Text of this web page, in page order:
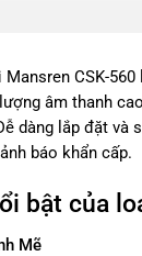
Mansren CSK-
âm thanh
dàng lắp đặt và
báo khẩn cấp.
bật của
Mẽ